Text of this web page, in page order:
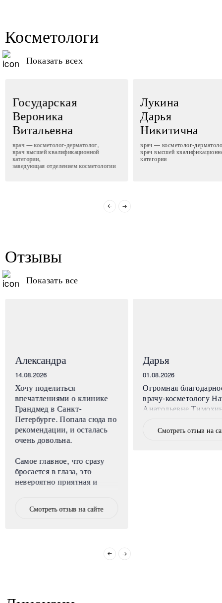
Косметологи
Показать всех
Государская
Вероника
Витальевна
врач — косметолог-дерматолог,
врач высшей квалификационной
категории,
заведующая отделением косметологии
Лукина
Дарья
Никитична
врач — косметолог-
врач высшей
категории
Отзывы
Показать все
Александра
14.08.2026
Хочу поделиться
впечатлениями о клинике
Грандмед в Санкт-
Петербурге. Попала сюда по
рекомендации, и осталась
очень довольна.
Самое главное, что сразу
бросается в глаза, это
невероятно приятная и
города, но внутри нет
отношение
Смотреть отзыв на сайте
Дарья
01.08.2026
Огромная
врачу-косметологу
Анатольевне
Смотреть отзыв на